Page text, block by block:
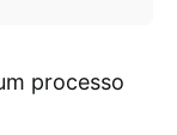
processo